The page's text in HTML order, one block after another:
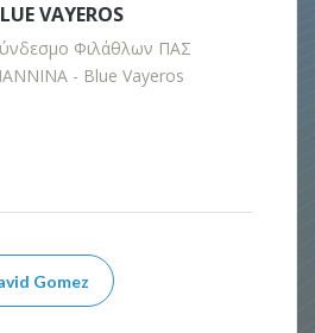
VAYEROS
Φιλάθλων ΠΑΣ
- Blue Vayeros
Gomez